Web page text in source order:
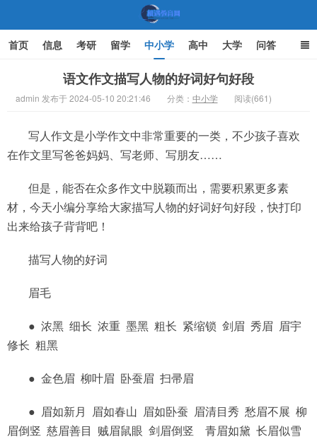
首页 信息 考研 留学 中小学 高中 大学 问答
家庭教育
语文作文描写人物的好词好句好段
admin 发布于 2024-05-10 20:21:46 分类： 中小学 阅读(661)
写人作文是小学作文中非常重要的一类，不少孩子喜欢
在作文里写爸爸妈妈、写老师、写朋友……
但是，能否在众多作文中脱颖而出，需要积累更多素
材，今天小编分享给大家描写人物的好词好句好段，快打印
出来给孩子背背吧！
描写人物的好词
眉毛
● 浓黑 细长 浓重 墨黑 粗长 紧缩锁 剑眉 秀眉 眉宇
修长 粗黑
● 金色眉 柳叶眉 卧蚕眉 扫帚眉
● 眉如新月 眉如春山 眉如卧蚕 眉清目秀 愁眉不展 柳
眉倒竖 慈眉善目 贼眉鼠眼 剑眉倒竖 青眉如黛 长眉似雪